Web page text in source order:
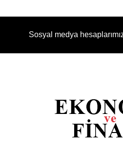
Sosyal medya